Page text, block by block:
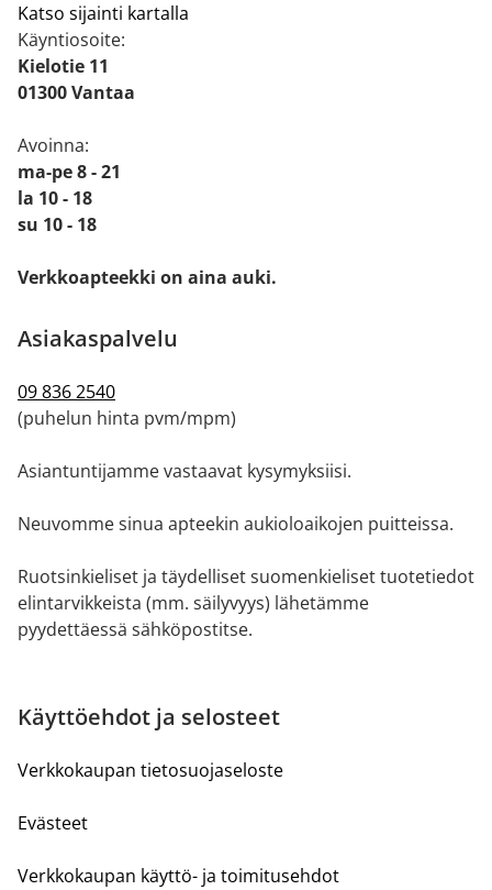
Katso sijainti kartalla
Käyntiosoite:
Kielotie 11
01300 Vantaa
Avoinna:
ma-pe 8 - 21
la 10 - 18
su 10 - 18
Verkkoapteekki on aina auki.
Asiakaspalvelu
09 836 2540
(puhelun hinta pvm/mpm)
Asiantuntijamme vastaavat kysymyksiisi.
Neuvomme sinua apteekin aukioloaikojen puitteissa.
Ruotsinkieliset ja täydelliset suomenkieliset tuotetiedot
elintarvikkeista (mm. säilyvyys) lähetämme
pyydettäessä sähköpostitse.
Käyttöehdot ja selosteet
Verkkokaupan tietosuojaseloste
Evästeet
Verkkokaupan käyttö- ja toimitusehdot